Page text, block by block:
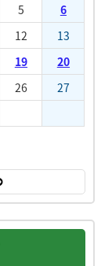
5
6
12
13
19
20
26
27